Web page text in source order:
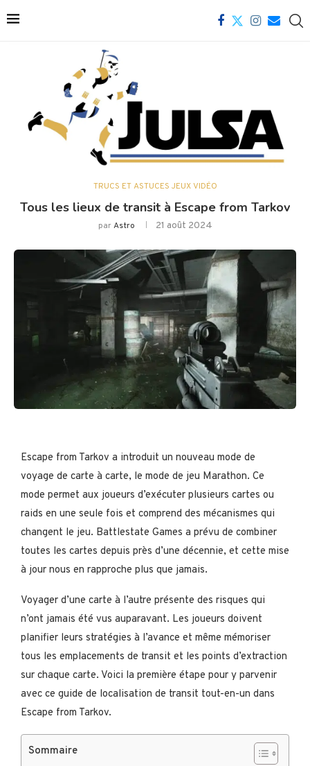
TRUCS ET ASTUCES JEUX VIDÉO
Tous les lieux de transit à Escape from Tarkov
parAstro 21 août 2024
Escape from Tarkov a introduit un nouveau mode de
voyage de carte à carte, le mode de jeu Marathon. Ce
mode permet aux joueurs d’exécuter plusieurs cartes ou
raids en une seule fois et comprend des mécanismes qui
changent le jeu. Battlestate Games a prévu de combiner
toutes les cartes depuis près d’une décennie, et cette mise
à jour nous en rapproche plus que jamais.
Voyager d’une carte à l’autre présente des risques qui
n’ont jamais été vus auparavant. Les joueurs doivent
planifier leurs stratégies à l’avance et même mémoriser
tous les emplacements de transit et les points d’extraction
sur chaque carte. Voici la première étape pour y parvenir
avec ce guide de localisation de transit tout-en-un dans
Escape from Tarkov.
Sommaire